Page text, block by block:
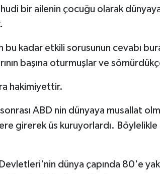
bir ailenin çocuğu olarak
bu kadar etkili sorusunun cevabı
başına oturmuşlar ve
hakimiyettir.
ABD nin dünyaya musallat
girerek üs kuruyorlardı.
dünya çapında 80'e